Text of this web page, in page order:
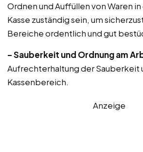
Ordnen und Auffüllen von Waren
Kasse zuständig sein, um
Bereiche ordentlich und gut
– Sauberkeit und Ordnung am
Aufrechterhaltung der Sauberkeit
Kassenbereich.
Anzeige